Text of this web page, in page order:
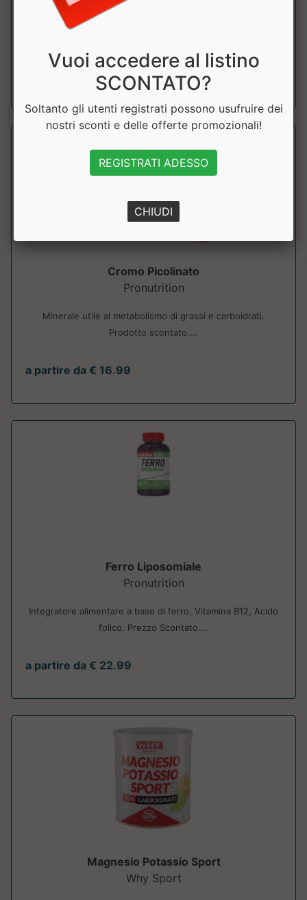
Integratore alimentare di magnesio bisglicinato, con
a partire da € 17.91
Cromo Picolinato
Pronutrition
Minerale utile al metabolismo di grassi e carboidrati.
Prodotto scontato....
a partire da € 16.99
Ferro Liposomiale
Pronutrition
Integratore alimentare a base di ferro, Vitamina B12, Acido
folico. Prezzo Scontato....
a partire da € 22.99
Magnesio Potassio Sport
Why Sport
Vuoi accedere al listino
SCONTATO?
Soltanto gli utenti registrati possono usufruire dei
nostri sconti e delle offerte promozionali!
REGISTRATI ADESSO
CHIUDI